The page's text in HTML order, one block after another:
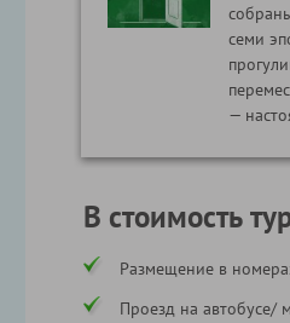
семи
—
В стоимость
Размещение в
Проезд на автобусе/